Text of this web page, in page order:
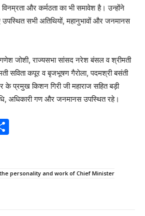
और कर्मठता का भी समावेश है। उन्होंने
सभी अतिथियों, महानुभावों और जनमानस
जोशी, राज्यसभा सांसद नरेश बंसल व श्रीमती
सविता कपूर व बृजभूषण गैरोला, पदमश्री बसंती
के प्रमुख किशन गिरी जी महाराज सहित बड़ी
अधिकारी गण और जनमानस उपस्थित रहे।
e
personality and work of Chief Minister